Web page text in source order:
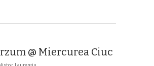
@ Miercurea Ciuc